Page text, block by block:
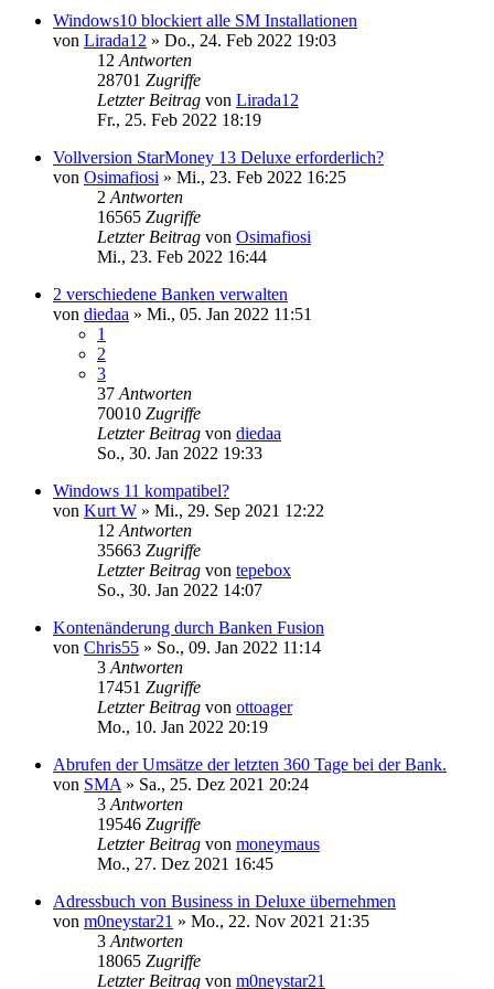
Windows10 blockiert alle SM Installationen
von Lirada12 » Do., 24. Feb 2022 19:03
12 Antworten
28701 Zugriffe
Letzter Beitrag von Lirada12
Fr., 25. Feb 2022 18:19
Vollversion StarMoney 13 Deluxe erforderlich?
von Osimafiosi » Mi., 23. Feb 2022 16:25
2 Antworten
16565 Zugriffe
Letzter Beitrag von Osimafiosi
Mi., 23. Feb 2022 16:44
2 verschiedene Banken verwalten
von diedaa » Mi., 05. Jan 2022 11:51
1
2
3
37 Antworten
70010 Zugriffe
Letzter Beitrag von diedaa
So., 30. Jan 2022 19:33
Windows 11 kompatibel?
von Kurt W » Mi., 29. Sep 2021 12:22
12 Antworten
35663 Zugriffe
Letzter Beitrag von tepebox
So., 30. Jan 2022 14:07
Kontenänderung durch Banken Fusion
von Chris55 » So., 09. Jan 2022 11:14
3 Antworten
17451 Zugriffe
Letzter Beitrag von ottoager
Mo., 10. Jan 2022 20:19
Abrufen der Umsätze der letzten 360 Tage bei der Bank.
von SMA » Sa., 25. Dez 2021 20:24
3 Antworten
19546 Zugriffe
Letzter Beitrag von moneymaus
Mo., 27. Dez 2021 16:45
Adressbuch von Business in Deluxe übernehmen
von m0neystar21 » Mo., 22. Nov 2021 21:35
3 Antworten
18065 Zugriffe
Letzter Beitrag von m0neystar21